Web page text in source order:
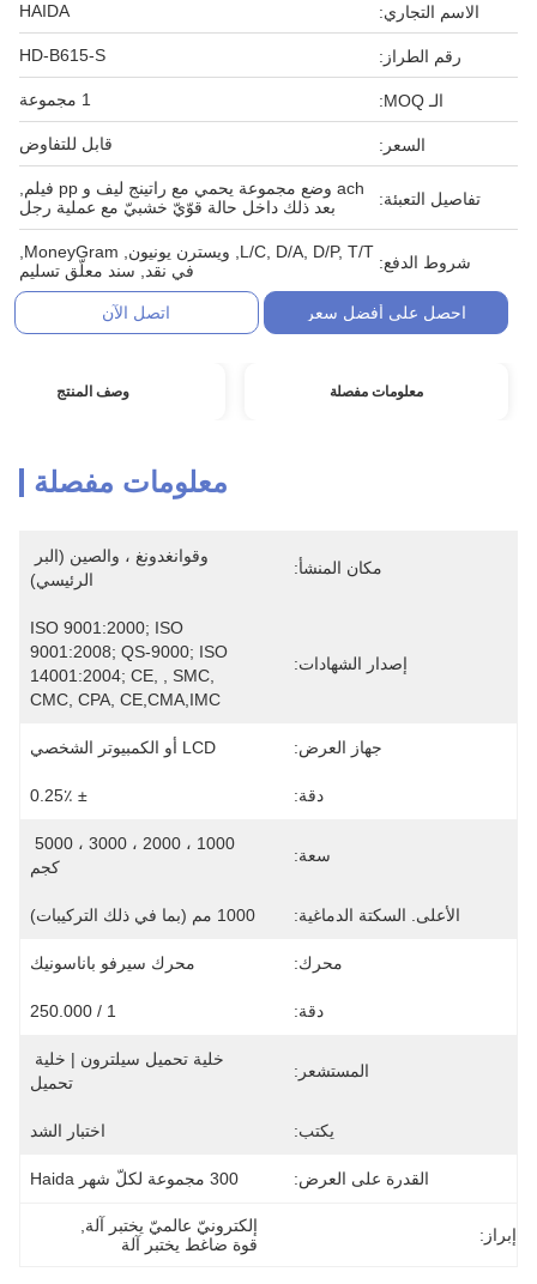
الاسم التجاري: HAIDA
رقم الطراز: HD-B615-S
الـ MOQ: 1 مجموعة
السعر: قابل للتفاوض
تفاصيل التعبئة:
ach وضع مجموعة يحمي مع راتينج ليف و pp فيلم,
بعد ذلك داخل حالة قوّيّ خشبيّ مع عملية رجل
شروط الدفع:
في نقد, سند معلّق تسليم
احصل على أفضل سعر اتصل الآن
معلومات مفصلة وصف المنتج
معلومات مفصلة
مكان المنشأ:
الرئيسي)
إصدار الشهادات:
ISO 9001:2000; ISO
9001:2008; QS-9000; ISO
14001:2004; CE, , SMC,
CMC, CPA, CE,CMA,IMC
جهاز العرض: LCD أو الكمبيوتر الشخصي
دقة: ± 0.25٪
سعة:
كجم
الأعلى. السكتة الدماغية: 1000 مم (بما في ذلك التركيبات)
محرك: محرك سيرفو باناسونيك
دقة: 1 / 250.000
المستشعر:
تحميل
يكتب: اختبار الشد
القدرة على العرض: 300 مجموعة لكلّ شهر Haida
إبراز: إلكترونيّ عالميّ يختبر آلة
قوة ضاغط يختبر آلة